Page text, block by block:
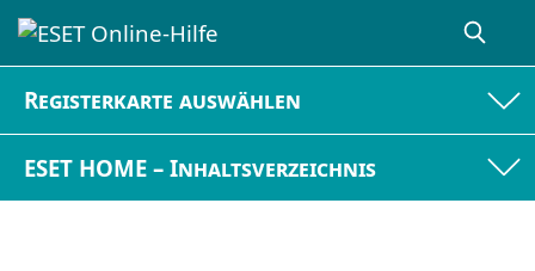
Registerkarte auswählen
ESET HOME – Inhaltsverzeichnis